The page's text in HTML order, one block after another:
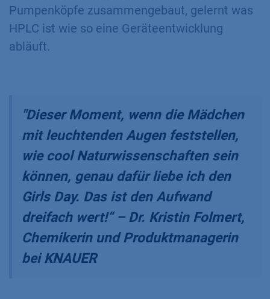
Pumpenköpfe zusammengebaut, gelernt was
HPLC ist wie so eine Geräteentwicklung
abläuft.
"Dieser Moment, wenn die Mädchen
mit leuchtenden Augen feststellen,
wie cool Naturwissenschaften sein
können, genau dafür liebe ich den
Girls Day. Das ist den Aufwand
dreifach wert!“ – Dr. Kristin Folmert,
Chemikerin und Produktmanagerin
bei KNAUER